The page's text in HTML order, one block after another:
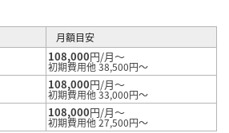
月額目安
108,000円/月～
初期費用他 38,500円～
108,000円/月～
初期費用他 33,000円～
108,000円/月～
初期費用他 27,500円～